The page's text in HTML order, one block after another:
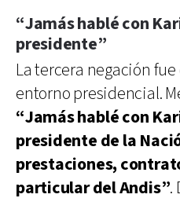
“Jamás hablé con
presidente”
La tercera negación
entorno presidencial.
“Jamás hablé con
presidente de la
prestaciones,
particular del Andis”.